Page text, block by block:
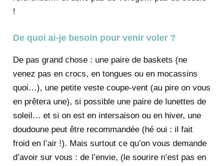
!
De quoi ai-je besoin pour venir voler ?
De pas grand chose : une paire de baskets (ne
venez pas en crocs, en tongues ou en mocassins
quoi…), une petite veste coupe-vent (au pire on vous
en prêtera une), si possible une paire de lunettes de
soleil… et si on est en intersaison ou en hiver, une
doudoune peut être recommandée (hé oui : il fait
froid en l’air !). Mais surtout ce qu’on vous demande
d’avoir sur vous : de l’envie, (le sourire n’est pas en